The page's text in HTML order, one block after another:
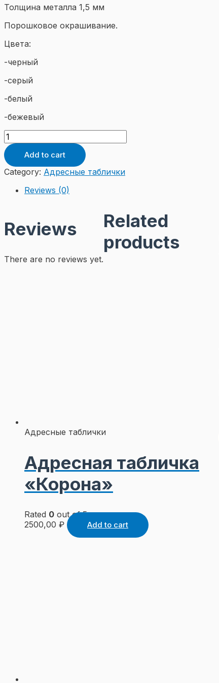
Толщина металла 1,5 мм
Порошковое окрашивание.
Цвета:
-черный
-серый
-белый
-бежевый
Адресная
табличка
"Паровоз"
quantity
Add to cart
Category: Адресные таблички
Reviews (0)
Reviews
There are no reviews yet.
Related
products
Адресные таблички
Адресная табличка
«Корона»
Rated 0 out of 5
2500,00 ₽ Add to cart